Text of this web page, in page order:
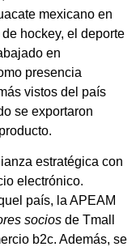
mexicano en
hockey, el deporte
en
presencia
vistos del país
se exportaron
estratégica con
electrónico.
país, la APEAM
socios de Tmall
b2c. Además, se